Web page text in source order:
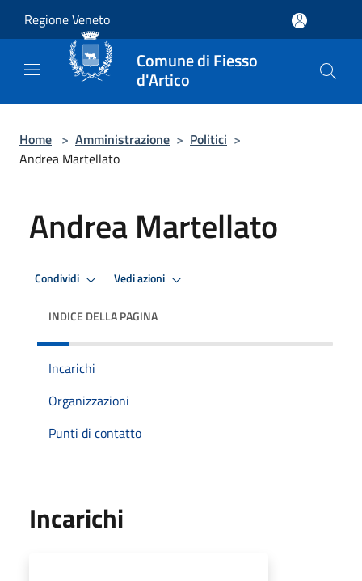
Regione Veneto
Comune di Fiesso
d'Artico
Home > Amministrazione > Politici >
Andrea Martellato
Andrea Martellato
Condividi Vedi azioni
INDICE DELLA PAGINA
Incarichi
Organizzazioni
Punti di contatto
Incarichi